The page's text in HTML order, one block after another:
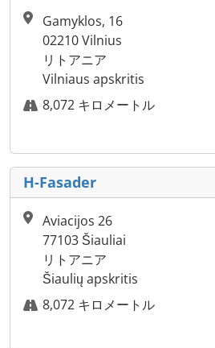
Gamyklos, 16
02210 Vilnius
リトアニア
Vilniaus apskritis
8,072 キロメートル
H-Fasader
Aviacijos 26
77103 Šiauliai
リトアニア
Šiaulių apskritis
8,072 キロメートル